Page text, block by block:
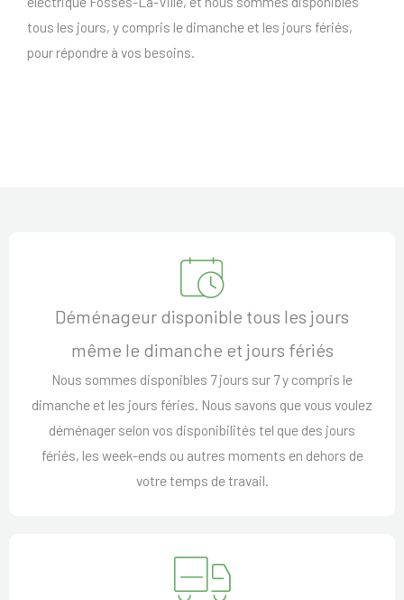
tous les jours, y compris le dimanche et les jours fériés,
pour répondre à vos besoins.
Déménageur disponible tous les jours
même le dimanche et jours fériés
Nous sommes disponibles 7 jours sur 7 y compris le
dimanche et les jours féries. Nous savons que vous voulez
déménager selon vos disponibilités tel que des jours
fériés, les week-ends ou autres moments en dehors de
votre temps de travail.